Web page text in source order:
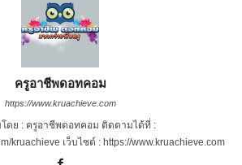
ครูอาชีพดอทคอม
https://www.kruachieve.com
ดย : ครูอาชีพดอทคอม ติดตามได้ที่ :
kruachieve เว็บไซต์ : https://www.kruachieve.com